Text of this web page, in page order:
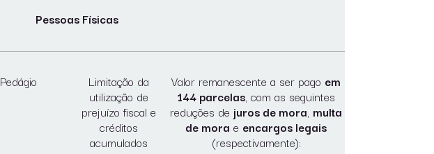
Pessoas Físicas
Pedágio
Limitação da
utilização de
prejuízo fiscal e
créditos
acumulados
Valor remanescente a ser pago em
144 parcelas, com as seguintes
reduções de juros de mora, multa
de mora e encargos legais
(respectivamente):